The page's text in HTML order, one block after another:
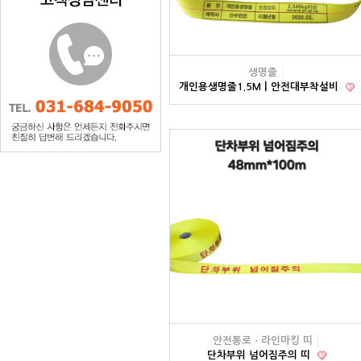
생명줄
개인용생명줄1.5Mㅣ안전대부착설비
안전통로ㆍ라인마킹 띠
단차부위 넘어짐주의 띠